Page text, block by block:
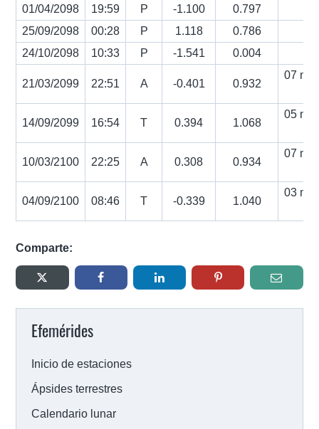
01/04/2098
19:59 P -1.100
0.797
25/09/2098
00:28 P 1.118
0.786
24/10/2098
10:33 P -1.541 0.004
21/03/2099 22:51 A -0.401 0.932
07
14/09/2099 16:54 T 0.394 1.068
05
10/03/2100 22:25 A 0.308 0.934
07
04/09/2100 08:46 T -0.339 1.040
03
Comparte:
Efemérides
Inicio de estaciones
Ápsides terrestres
Calendario lunar